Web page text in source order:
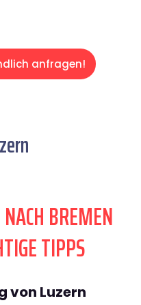
anfragen!
BREMEN
TIPPS
von Luzern